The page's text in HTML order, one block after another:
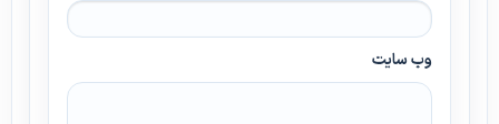
وب سایت